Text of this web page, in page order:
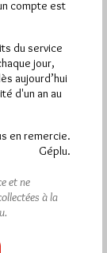
compte est
du service
jour,
aujourd’hui
d'un an au
en remercie.
Géplu.
et ne
à la